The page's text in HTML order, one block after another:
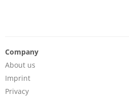
Company
About us
Imprint
Privacy